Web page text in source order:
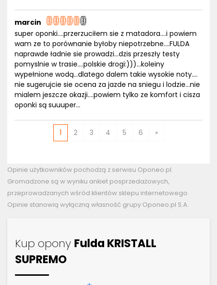
marcin
super oponki....przerzuciłem sie z matadora....i powiem
wam ze to porównanie byłoby niepotrzebne....FULDA
naprawde ładnie sie prowadzi...dzis przeszły testy
pomyslnie w trasie....polskie drogi:)))...koleiny
wypełnione wodą...dlatego dalem takie wysokie noty....
nie sugerujcie sie ocena za jazde na sniegu i lodzie...nie
mialem jeszcze okazji....powiem tylko ze komfort i cisza
oponki są suuuper...
1 2 3 4 5 6 »
Opinie użytkowników pochodzą z serwisu Oponeo.pl.
Gromadzone są w wyniku ankiet posprzedażowych,
przeprowadzanych wśród klientów sklepu internetowego.
Opinie stanowią wyłączną własność grupy Oponeo.pl S.A.
Kup opony Fulda KRISTALL
SUPREMO